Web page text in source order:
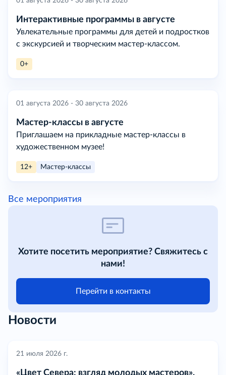
Интерактивные программы в августе
Увлекательные программы для детей и подростков
с экскурсией и творческим мастер-классом.
0+
01 августа 2026 - 30 августа 2026
Мастер-классы в августе
Приглашаем на прикладные мастер-классы в
художественном музее!
12+ Мастер-классы
Все мероприятия
Хотите посетить мероприятие? Свяжитесь с
нами!
Перейти в контакты
Новости
21 июля 2026 г.
«Цвет Севера: взгляд молодых мастеров».